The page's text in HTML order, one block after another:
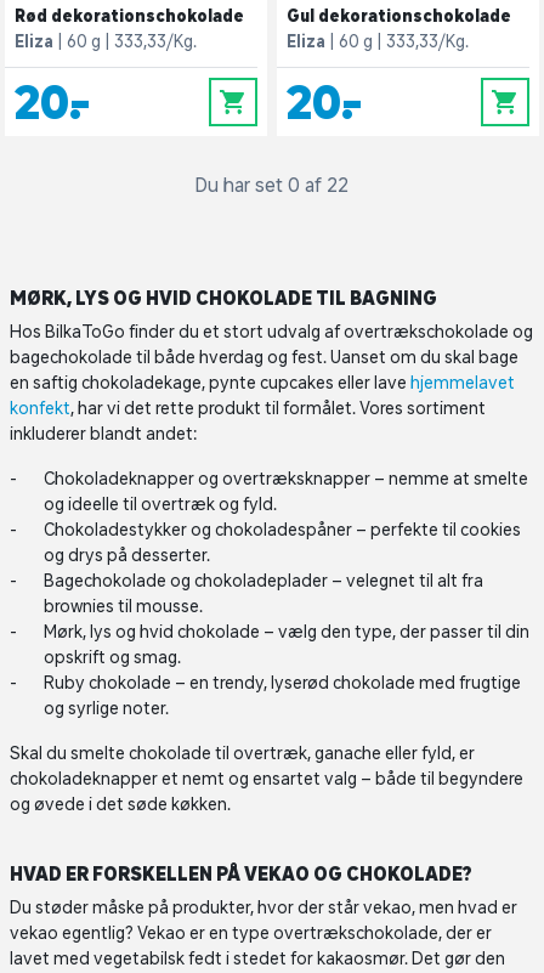
Rød dekorationschokolade
Eliza
60 g 333,33/Kg.
20,- 0
Gul dekorationschokolade
Eliza
60 g 333,33/Kg.
20,- 0
Du har set 0 af 22
MØRK, LYS OG HVID CHOKOLADE TIL BAGNING
Hos BilkaToGo finder du et stort udvalg af overtrækschokolade og
bagechokolade til både hverdag og fest. Uanset om du skal bage
en saftig chokoladekage, pynte cupcakes eller lave hjemmelavet
konfekt, har vi det rette produkt til formålet. Vores sortiment
inkluderer blandt andet:
Chokoladeknapper og overtræksknapper – nemme at smelte
og ideelle til overtræk og fyld.
Chokoladestykker og chokoladespåner – perfekte til cookies
og drys på desserter.
Bagechokolade og chokoladeplader – velegnet til alt fra
brownies til mousse.
Mørk, lys og hvid chokolade – vælg den type, der passer til din
opskrift og smag.
Ruby chokolade – en trendy, lyserød chokolade med frugtige
og syrlige noter.
Skal du smelte chokolade til overtræk, ganache eller fyld, er
chokoladeknapper et nemt og ensartet valg – både til begyndere
og øvede i det søde køkken.
HVAD ER FORSKELLEN PÅ VEKAO OG CHOKOLADE?
Du støder måske på produkter, hvor der står vekao, men hvad er
vekao egentlig? Vekao er en type overtrækschokolade, der er
lavet med vegetabilsk fedt i stedet for kakaosmør. Det gør den